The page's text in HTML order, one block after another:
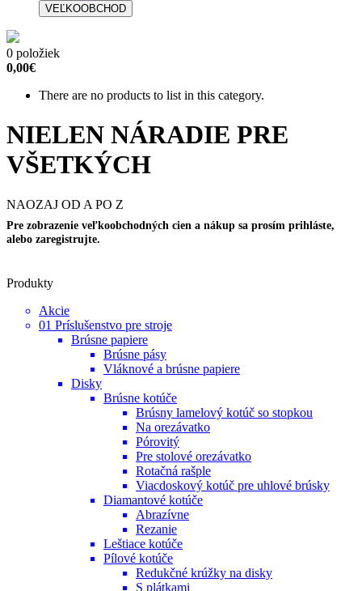
VEĽKOOBCHOD
0 položiek
0,00€
There are no products to list in this category.
NIELEN NÁRADIE PRE
VŠETKÝCH
NAOZAJ OD A PO Z
Pre zobrazenie veľkoobchodných cien a nákup sa prosím prihláste,
alebo zaregistrujte.
Produkty
Akcie
01 Príslušenstvo pre stroje
Brúsne papiere
Brúsne pásy
Vláknové a brúsne papiere
Disky
Brúsne kotúče
Brúsny lamelový kotúč so stopkou
Na orezávatko
Pórovitý
Pre stolové orezávatko
Rotačná rašple
Viacdoskový kotúč pre uhlové brúsky
Diamantové kotúče
Abrazívne
Rezanie
Leštiace kotúče
Pílové kotúče
Redukčné krúžky na disky
S plátkami